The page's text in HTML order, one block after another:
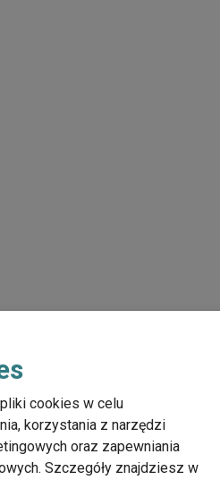
cookies w celu
korzystania z narzędzi
oraz zapewniania
Szczegóły znajdziesz w